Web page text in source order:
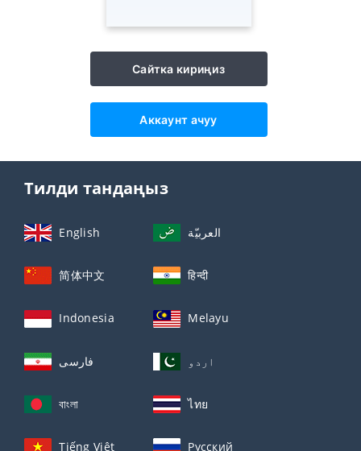
Сайтка кириңиз
Аккаунт ачуу
Тилди тандаңыз
English العربيّة
简体中文 हिन्दी
Indonesia Melayu
فارسی اردو
বাংলা ไทย
Tiếng Việt Русский